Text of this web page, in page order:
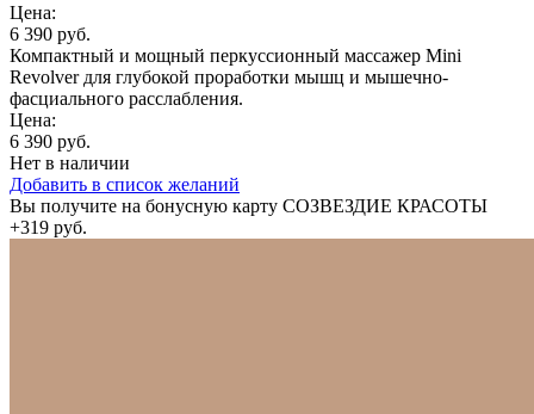
Цена:
6 390 руб.
Компактный и мощный перкуссионный массажер Mini
Revolver для глубокой проработки мышц и мышечно-
фасциального расслабления.
Цена:
6 390 руб.
Нет в наличии
Добавить в список желаний
Вы получите на бонусную карту СОЗВЕЗДИЕ КРАСОТЫ
+319 руб.